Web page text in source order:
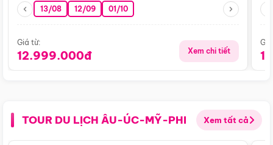
13/08 12/09 01/10
Giá từ:
12.999.000đ Xem chi tiết
TOUR DU LỊCH ÂU-ÚC-MỸ-PHI Xem tất cả
Điểm nổi bật